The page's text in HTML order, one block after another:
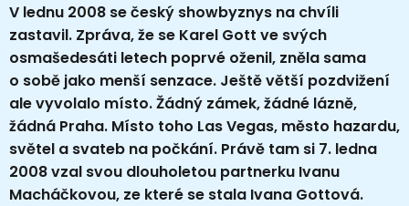
V lednu 2008 se český showbyznys na chvíli
zastavil. Zpráva, že se Karel Gott ve svých
osmašedesáti letech poprvé oženil, zněla sama
o sobě jako menší senzace. Ještě větší pozdvižení
ale vyvolalo místo. Žádný zámek, žádné lázně,
žádná Praha. Místo toho Las Vegas, město hazardu,
světel a svateb na počkání. Právě tam si 7. ledna
2008 vzal svou dlouholetou partnerku Ivanu
Macháčkovou, ze které se stala Ivana Gottová.